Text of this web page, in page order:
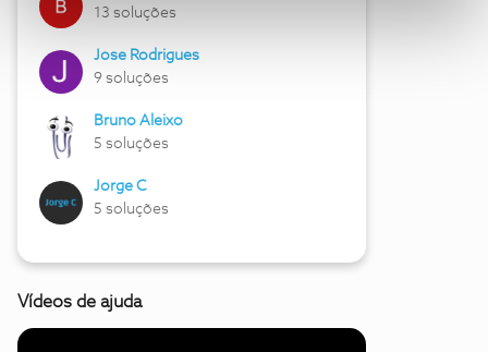
13 soluções
Jose Rodrigues
9 soluções
Bruno Aleixo
5 soluções
Jorge C
5 soluções
Vídeos de ajuda